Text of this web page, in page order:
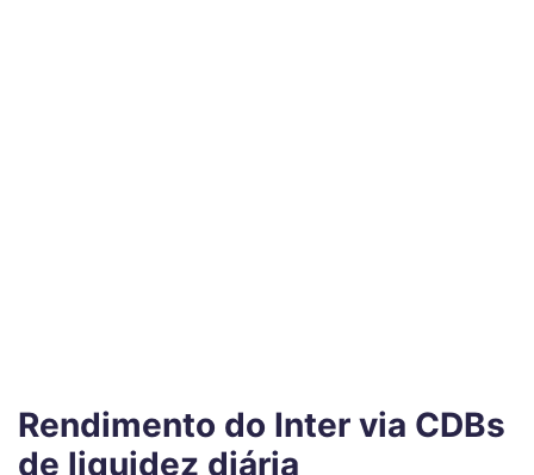
Rendimento do Inter via CDBs
de liquidez diária